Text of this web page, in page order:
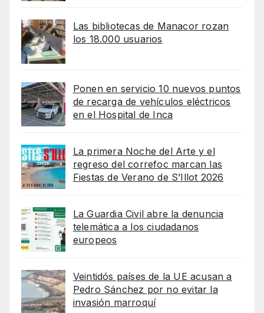
Las bibliotecas de Manacor rozan
los 18.000 usuarios
Ponen en servicio 10 nuevos puntos
de recarga de vehículos eléctricos
en el Hospital de Inca
La primera Noche del Arte y el
regreso del correfoc marcan las
Fiestas de Verano de S’Illot 2026
La Guardia Civil abre la denuncia
telemática a los ciudadanos
europeos
Veintidós países de la UE acusan a
Pedro Sánchez por no evitar la
invasión marroquí